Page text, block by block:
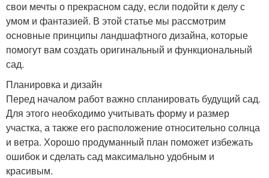
свои мечты о прекрасном саду, если подойти к делу с
умом и фантазией. В этой статье мы рассмотрим
основные принципы ландшафтного дизайна, которые
помогут вам создать оригинальный и функциональный
сад.
Планировка и дизайн
Перед началом работ важно спланировать будущий сад.
Для этого необходимо учитывать форму и размер
участка, а также его расположение относительно солнца
и ветра. Хорошо продуманный план поможет избежать
ошибок и сделать сад максимально удобным и
красивым.